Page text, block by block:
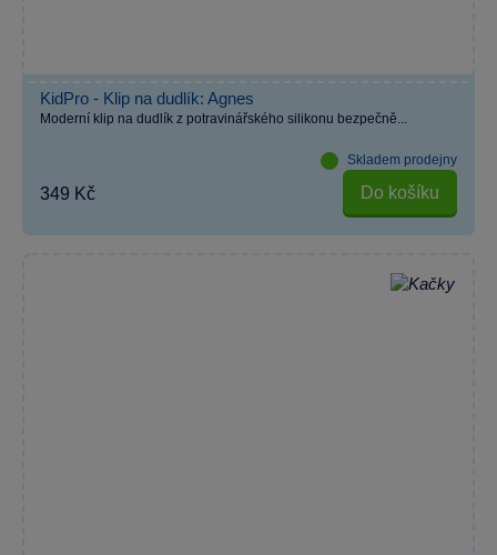
KidPro - Klip na dudlík: Agnes
Moderní klip na dudlík z potravinářského silikonu bezpečně...
Skladem prodejny
349 Kč Do košíku